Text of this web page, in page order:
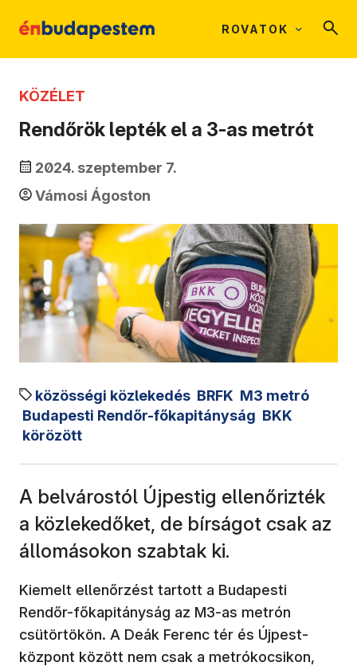
ROVATOK
KÖZÉLET
Rendőrök lepték el a 3-as metrót
2024. szeptember 7.
Vámosi Ágoston
közösségi közlekedés BRFK M3 metró
Budapesti Rendőr-főkapitányság BKK
körözött
A belvárostól Újpestig ellenőrizték
a közlekedőket, de bírságot csak az
állomásokon szabtak ki.
Kiemelt ellenőrzést tartott a Budapesti
Rendőr-főkapitányság az M3-as metrón
csütörtökön. A Deák Ferenc tér és Újpest-
központ között nem csak a metrókocsikon,